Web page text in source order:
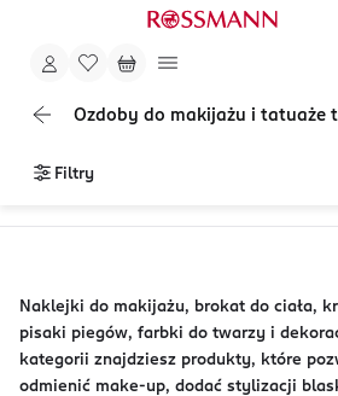
Ozdoby do makijażu i tatuaże
Filtry
Naklejki do makijażu, brokat do ciała,
pisaki piegów, farbki do twarzy i
kategorii znajdziesz produkty, które
odmienić make-up, dodać stylizacji